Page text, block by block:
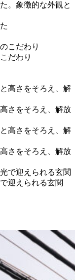
。象徴的な外観と
だわり
さをそろえ、解放
さをそろえ、解放
迎えられる玄関